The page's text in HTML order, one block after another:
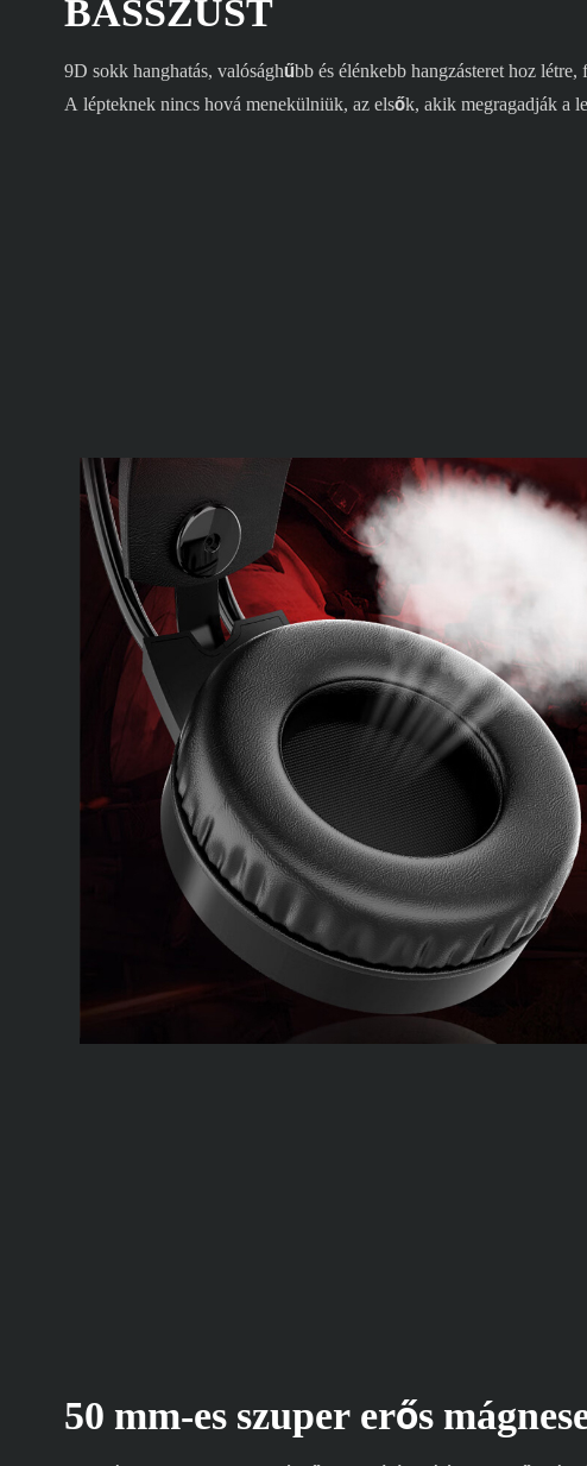
BASSZUST
9D sokk hanghatás, valósághűbb és élénkebb hangzásteret hoz létre,
A lépteknek nincs hová menekülniük, az elsők, akik megragadják a
50 mm-es szuper erős